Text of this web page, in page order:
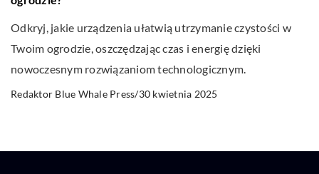
Odkryj, jakie urządzenia ułatwią utrzymanie czystości w
Twoim ogrodzie, oszczędzając czas i energię dzięki
nowoczesnym rozwiązaniom technologicznym.
Redaktor Blue Whale Press/30 kwietnia 2025